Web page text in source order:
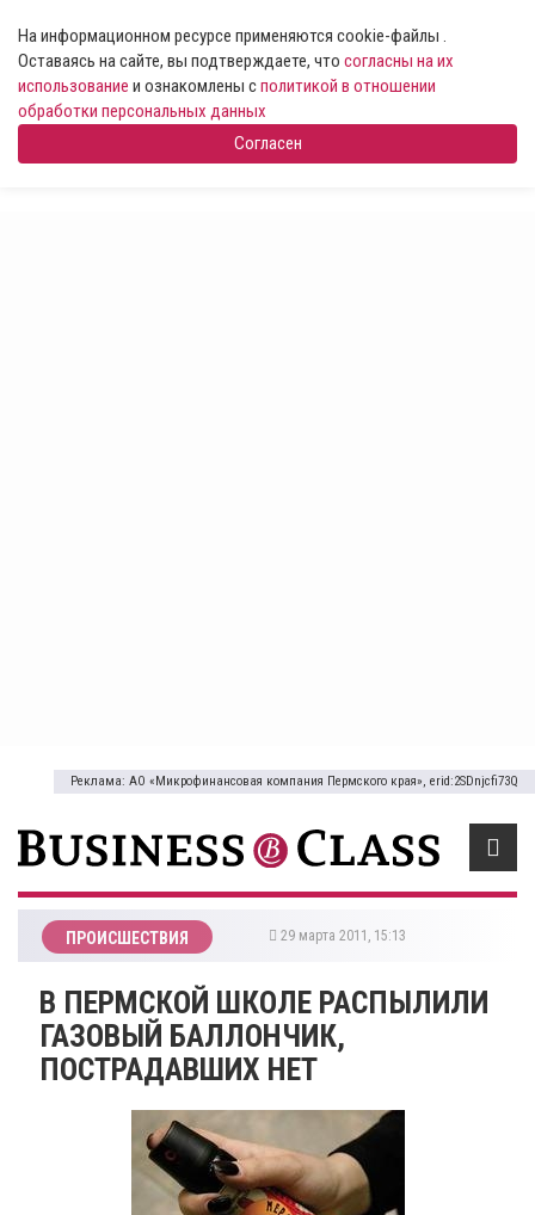
На информационном ресурсе применяются cookie-файлы .
Оставаясь на сайте, вы подтверждаете, что согласны на их
использование и ознакомлены сполитикой в отношении
обработки персональных данных
Согласен
Реклама: АО «Микрофинансовая компания Пермского края», erid:2SDnjcfi73Q
ПРОИСШЕСТВИЯ 29 марта 2011, 15:13
В ПЕРМСКОЙ ШКОЛЕ РАСПЫЛИЛИ
ГАЗОВЫЙ БАЛЛОНЧИК,
ПОСТРАДАВШИХ НЕТ